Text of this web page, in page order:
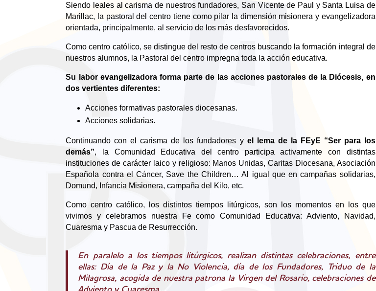
Siendo leales al carisma de nuestros fundadores, San Vicente de Paul y Santa Luisa de
Marillac, la pastoral del centro tiene como pilar la dimensión misionera y evangelizadora
orientada, principalmente, al servicio de los más desfavorecidos.
Como centro católico, se distingue del resto de centros buscando la formación integral de
nuestros alumnos, la Pastoral del centro impregna toda la acción educativa.
Su labor evangelizadora forma parte de las acciones pastorales de la Diócesis, en
dos vertientes diferentes:
Acciones formativas pastorales diocesanas.
Acciones solidarias.
Continuando con el carisma de los fundadores yel lema de la FEyE “Ser para los
demás”, la Comunidad Educativa del centro participa activamente con distintas
instituciones de carácter laico y religioso: Manos Unidas, Caritas Diocesana, Asociación
Española contra el Cáncer, Save the Children… Al igual que en campañas solidarias,
Domund, Infancia Misionera, campaña del Kilo, etc.
Como centro católico, los distintos tiempos litúrgicos, son los momentos en los que
vivimos y celebramos nuestra Fe como Comunidad Educativa: Adviento, Navidad,
Cuaresma y Pascua de Resurrección.
En paralelo a los tiempos litúrgicos, realizan distintas celebraciones, entre
ellas: Día de la Paz y la No Violencia, día de los Fundadores, Triduo de la
Milagrosa, acogida de nuestra patrona la Virgen del Rosario, celebraciones de